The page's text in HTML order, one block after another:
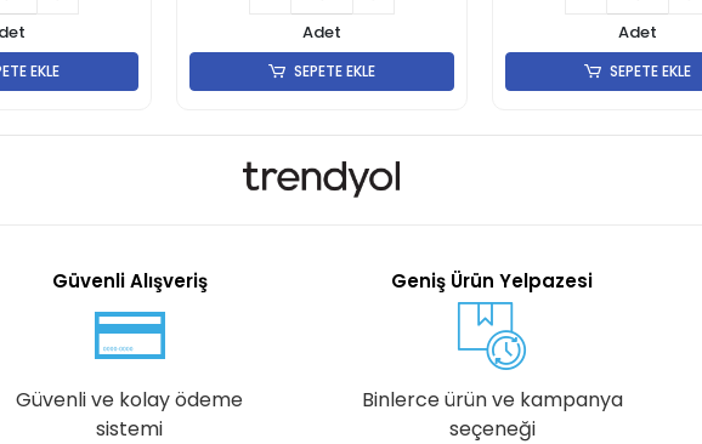
EKLE
Adet
SEPETE EKLE
Adet
SEPETE EKLE
Güvenli Alışveriş
Güvenli ve kolay ödeme
sistemi
Geniş Ürün Yelpazesi
Binlerce ürün ve kampanya
seçeneği